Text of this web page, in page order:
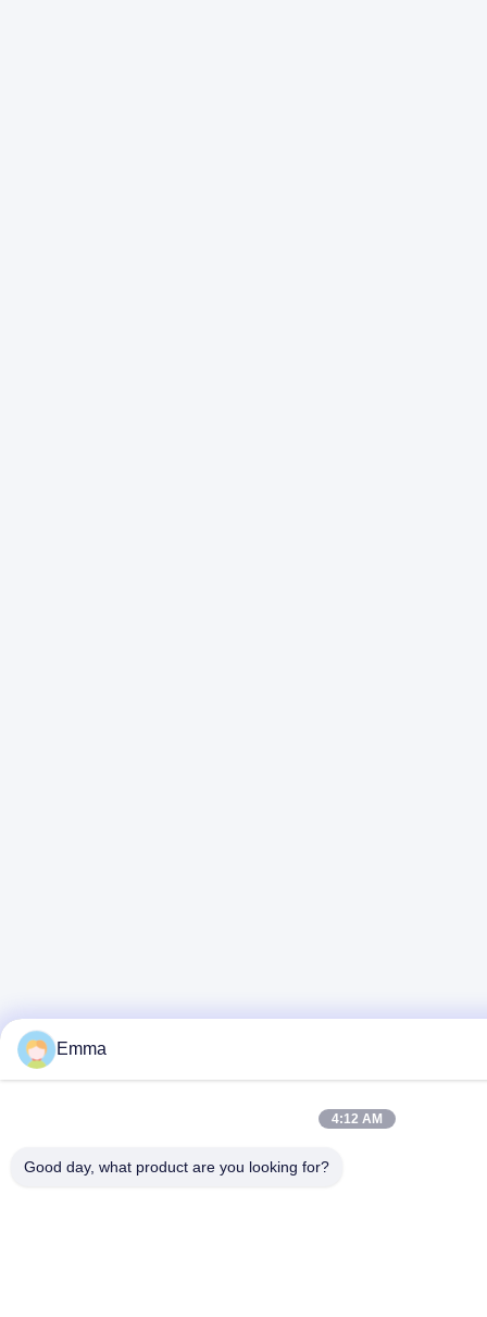
Emma
4:12 AM
Good day, what product are you looking for?